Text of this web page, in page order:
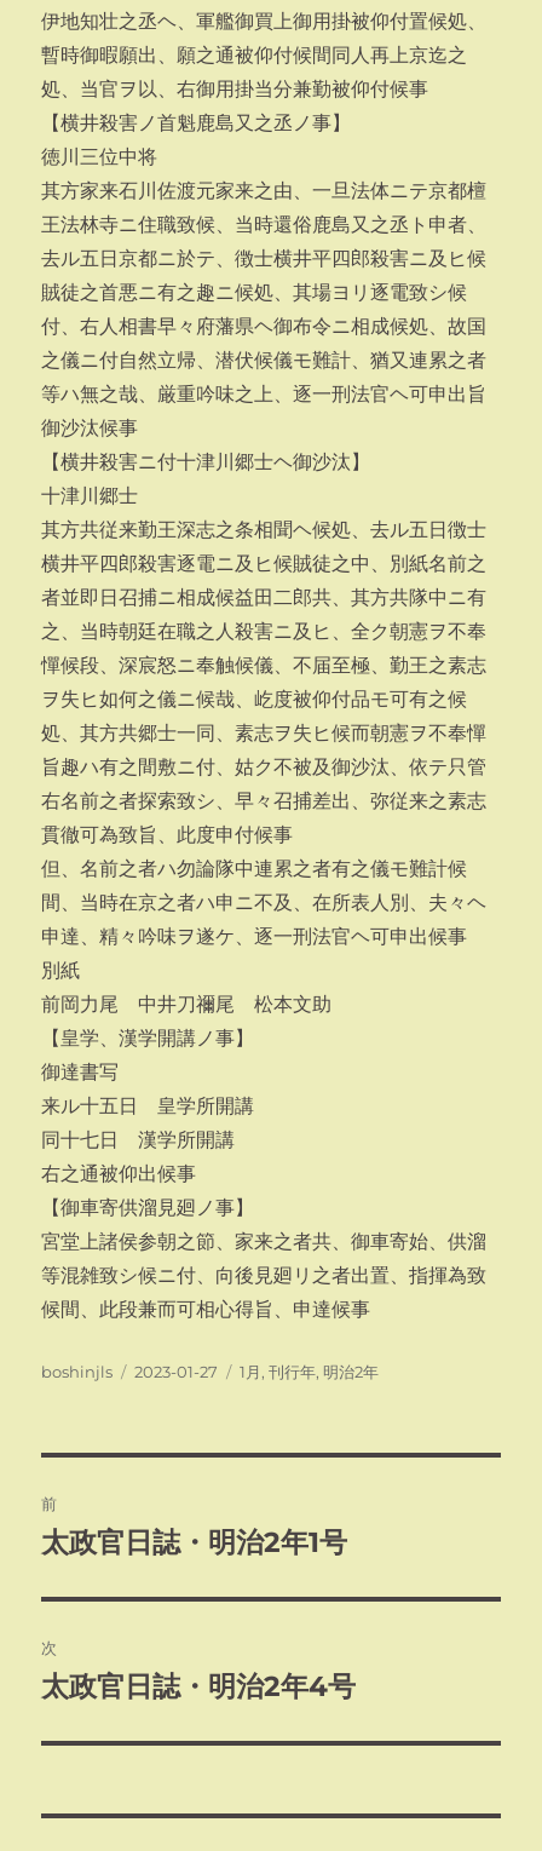
伊地知壮之丞ヘ、軍艦御買上御用掛被仰付置候処、
暫時御暇願出、願之通被仰付候間同人再上京迄之
処、当官ヲ以、右御用掛当分兼勤被仰付候事
【横井殺害ノ首魁鹿島又之丞ノ事】
徳川三位中将
其方家来石川佐渡元家来之由、一旦法体ニテ京都檀
王法林寺ニ住職致候、当時還俗鹿島又之丞ト申者、
去ル五日京都ニ於テ、徴士横井平四郎殺害ニ及ヒ候
賊徒之首悪ニ有之趣ニ候処、其場ヨリ逐電致シ候
付、右人相書早々府藩県ヘ御布令ニ相成候処、故国
之儀ニ付自然立帰、潜伏候儀モ難計、猶又連累之者
等ハ無之哉、厳重吟味之上、逐一刑法官ヘ可申出旨
御沙汰候事
【横井殺害ニ付十津川郷士ヘ御沙汰】
十津川郷士
其方共従来勤王深志之条相聞ヘ候処、去ル五日徴士
横井平四郎殺害逐電ニ及ヒ候賊徒之中、別紙名前之
者並即日召捕ニ相成候益田二郎共、其方共隊中ニ有
之、当時朝廷在職之人殺害ニ及ヒ、全ク朝憲ヲ不奉
憚候段、深宸怒ニ奉触候儀、不届至極、勤王之素志
ヲ失ヒ如何之儀ニ候哉、屹度被仰付品モ可有之候
処、其方共郷士一同、素志ヲ失ヒ候而朝憲ヲ不奉憚
旨趣ハ有之間敷ニ付、姑ク不被及御沙汰、依テ只管
右名前之者探索致シ、早々召捕差出、弥従来之素志
貫徹可為致旨、此度申付候事
但、名前之者ハ勿論隊中連累之者有之儀モ難計候
間、当時在京之者ハ申ニ不及、在所表人別、夫々ヘ
申達、精々吟味ヲ遂ケ、逐一刑法官ヘ可申出候事
別紙
前岡力尾 中井刀禰尾 松本文助
【皇学、漢学開講ノ事】
御達書写
来ル十五日 皇学所開講
同十七日 漢学所開講
右之通被仰出候事
【御車寄供溜見廻ノ事】
宮堂上諸侯参朝之節、家来之者共、御車寄始、供溜
等混雑致シ候ニ付、向後見廻リ之者出置、指揮為致
候間、此段兼而可相心得旨、申達候事
投
boshinjls
投
2023-01-27
カ
1月 ,刊行年, 明治2年
稿
ビ
ゲ
ー
前
前
投
稿:
太政官日誌・明治2年1号
次
次
投
太政官日誌・明治2年4号